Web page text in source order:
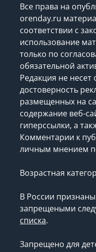
Все права на
orenday.ru
соответствии с
использование
только по
обязательной
Редакция не несет
достоверность
размещенных на
содержание веб-
гиперссылки, а
Комментарии к
личным мнением
Возрастная
В России
запрещеными
списка.
Запрещено для